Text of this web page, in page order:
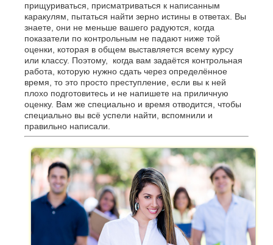
прищуриваться, присматриваться к написанным
каракулям, пытаться найти зерно истины в ответах. Вы
знаете, они не меньше вашего радуются, когда
показатели по контрольным не падают ниже той
оценки, которая в общем выставляется всему курсу
или классу. Поэтому, когда вам задаётся контрольная
работа, которую нужно сдать через определённое
время, то это просто преступление, если вы к ней
плохо подготовитесь и не напишете на приличную
оценку. Вам же специально и время отводится, чтобы
специально вы всё успели найти, вспомнили и
правильно написали.